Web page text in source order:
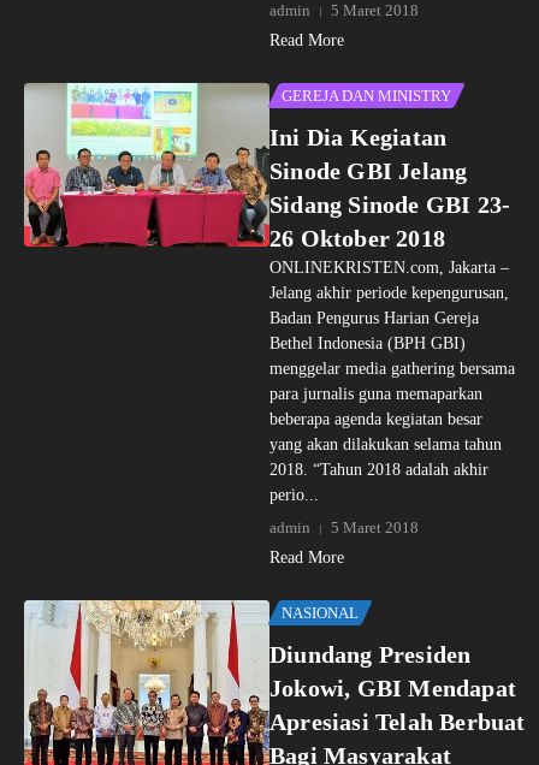
admin
5 Maret 2018
Read More
GEREJA DAN MINISTRY
Ini Dia Kegiatan
Sinode GBI Jelang
Sidang Sinode GBI 23-
26 Oktober 2018
ONLINEKRISTEN.com, Jakarta –
Jelang akhir periode kepengurusan,
Badan Pengurus Harian Gereja
Bethel Indonesia (BPH GBI)
menggelar media gathering bersama
para jurnalis guna memaparkan
beberapa agenda kegiatan besar
yang akan dilakukan selama tahun
2018. “Tahun 2018 adalah akhir
perio...
admin
5 Maret 2018
Read More
NASIONAL
Diundang Presiden
Jokowi, GBI Mendapat
Apresiasi Telah Berbuat
Bagi Masyarakat